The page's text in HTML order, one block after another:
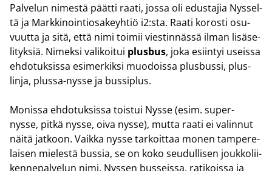
Pal­ve­lun ni­mes­tä päät­ti raati, jossa oli edus­ta­jia Nys­sel­
tä ja Mark­ki­noin­tio­sa­keyh­tiö i2:sta. Raati ko­ros­ti osu­
vuut­ta ja sitä, että nimi toi­mii vies­tin­näs­sä ilman li­sä­se­
li­tyk­siä. Ni­mek­si va­li­koi­tui plus­bus, joka esiin­tyi useis­sa
eh­do­tuk­sis­sa esi­mer­kik­si muo­dois­sa plus­bus­si, plus-​
linja, plussa-​nysse ja bus­siplus.
Mo­nis­sa eh­do­tuk­sis­sa tois­tui Nysse (esim. super-​
nysse, pitkä nysse, oiva nysse), mutta raati ei va­lin­nut
näitä jat­koon. Vaik­ka nysse tar­koit­taa monen tam­pe­re­
lai­sen mie­les­tä bus­sia, se on koko seu­dul­li­sen jouk­ko­lii­
ken­ne­pal­ve­lun nimi. Nys­sen bus­seis­sa, ra­ti­kois­sa ja